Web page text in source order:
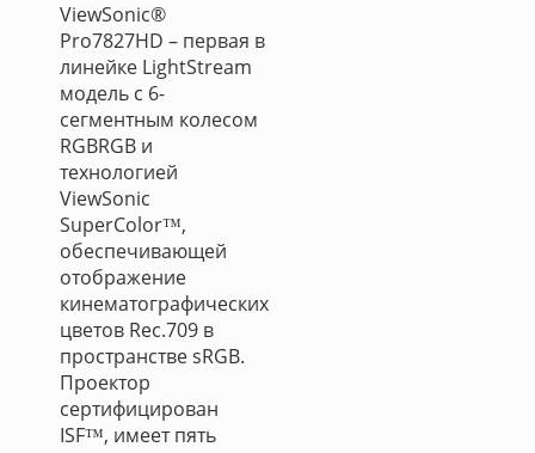
ViewSonic®
Pro7827HD – первая в
линейке LightStream
модель с 6-
сегментным колесом
RGBRGB и
технологией
ViewSonic
SuperColor™,
обеспечивающей
отображение
кинематографических
цветов Rec.709 в
пространстве sRGB.
Проектор
сертифицирован
ISF™, имеет пять